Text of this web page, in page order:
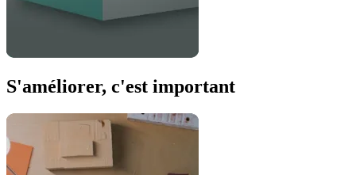
S'améliorer, c'est important